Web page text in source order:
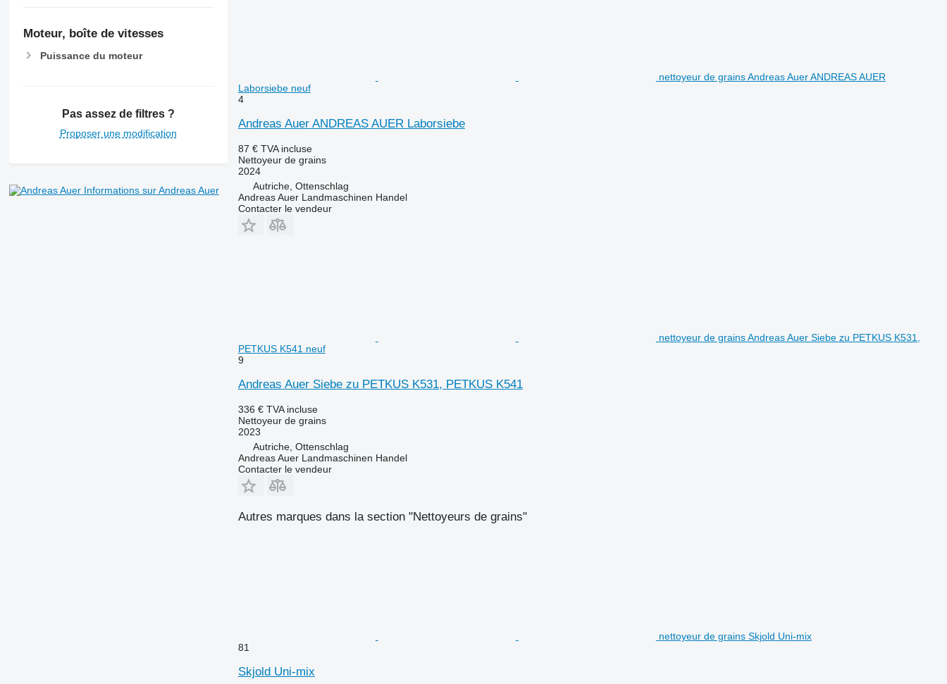
Moteur, boîte de vitesses
Puissance du moteur
Pas assez de filtres ?
Proposer une modification
Informations sur Andreas Auer
nettoyeur de grains Andreas Auer ANDREAS AUER
Laborsiebe neuf
4
Andreas Auer ANDREAS AUER Laborsiebe
87 € TVA incluse
Nettoyeur de grains
2024
Autriche, Ottenschlag
Andreas Auer Landmaschinen Handel
Contacter le vendeur
nettoyeur de grains Andreas Auer Siebe zu PETKUS K531,
PETKUS K541 neuf
9
Andreas Auer Siebe zu PETKUS K531, PETKUS K541
336 € TVA incluse
Nettoyeur de grains
2023
Autriche, Ottenschlag
Andreas Auer Landmaschinen Handel
Contacter le vendeur
Autres marques dans la section "Nettoyeurs de grains"
nettoyeur de grains Skjold Uni-mix
81
Skjold Uni-mix